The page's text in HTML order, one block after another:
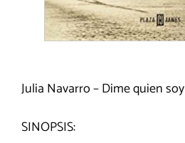
Julia Navarro – Dime quien soy
SINOPSIS: